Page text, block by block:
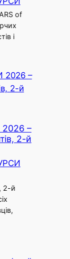
of
і
–
2-й
2-й